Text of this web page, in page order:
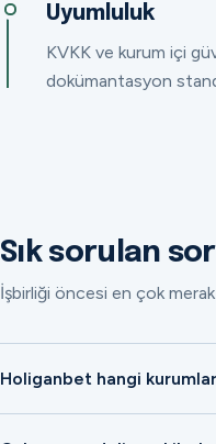
Uyumluluk
KVKK ve kurum içi
dokümantasyon
Sık sorulan
İşbirliği öncesi en çok merak
Holiganbet hangi